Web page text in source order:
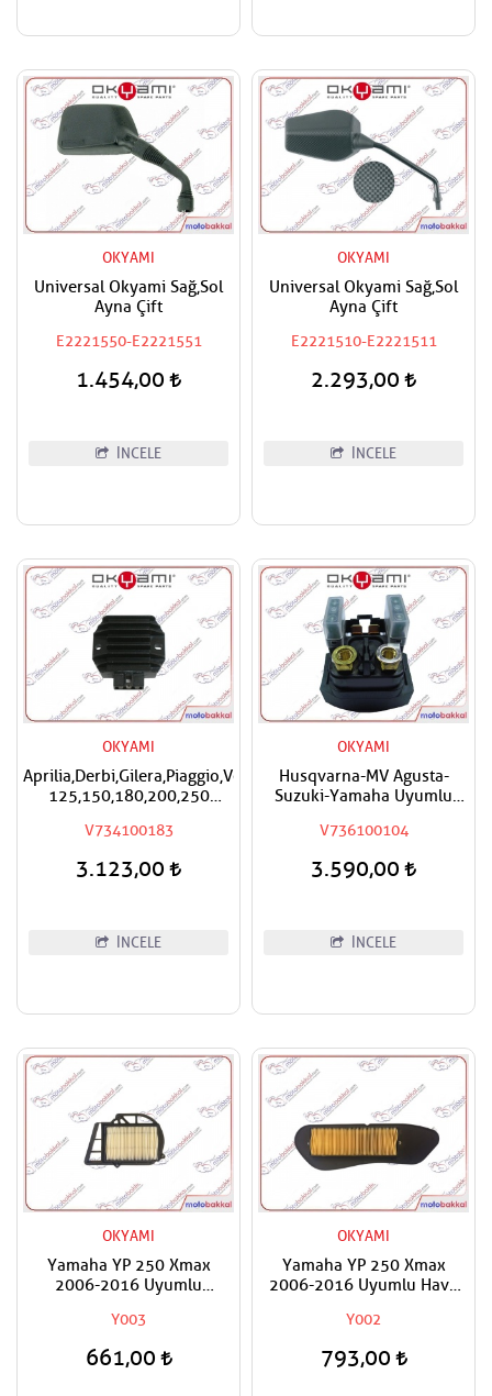
OKYAMI
Universal Okyami Sağ,Sol
Ayna Çift
E2221550-E2221551
1.454,00
İNCELE
OKYAMI
Universal Okyami Sağ,Sol
Ayna Çift
E2221510-E2221511
2.293,00
İNCELE
OKYAMI
Aprilia,Derbi,Gilera,Piaggio,Vespa
125,150,180,200,250
V734100183
3.123,00
İNCELE
OKYAMI
Husqvarna-MV Agusta-
Suzuki-Yamaha Uyumlu
Otomatiği,Kontaktörü
V736100104
3.590,00
İNCELE
OKYAMI
Yamaha YP 250 Xmax
2006-2016 Uyumlu
Y003
661,00
OKYAMI
Yamaha YP 250 Xmax
2006-2016 Uyumlu Hava
Y002
793,00